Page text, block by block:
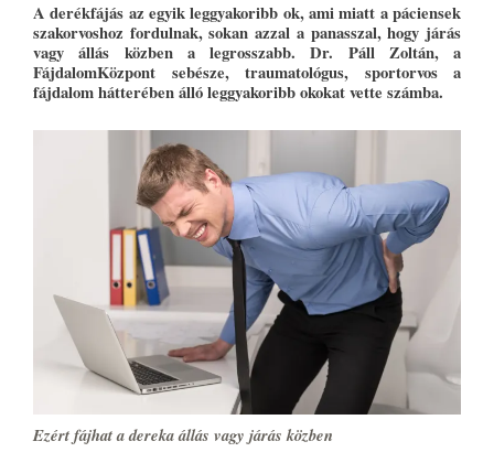
A derékfájás az egyik leggyakoribb ok, ami miatt a páciensek
szakorvoshoz fordulnak, sokan azzal a panasszal, hogy járás
vagy állás közben a legrosszabb. Dr. Páll Zoltán, a
FájdalomKözpont sebésze, traumatológus, sportorvos a
fájdalom hátterében álló leggyakoribb okokat vette számba.
Ezért fájhat a dereka állás vagy járás közben